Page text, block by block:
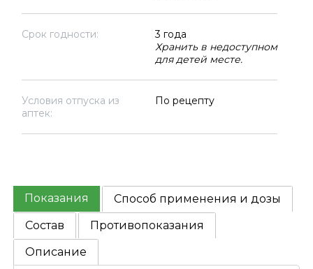
Срок годности:
3 года
Хранить в недоступном
для детей месте.
Условия отпуска из
аптек:
По рецепту
Показания
Способ применения и дозы
Состав
Противопоказания
Описание